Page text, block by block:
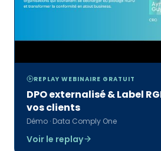
REPLAY WEBINAIRE GRATUIT
DPO externalisé & Label
vos clients
Démo · Data Comply One
Voir le replay